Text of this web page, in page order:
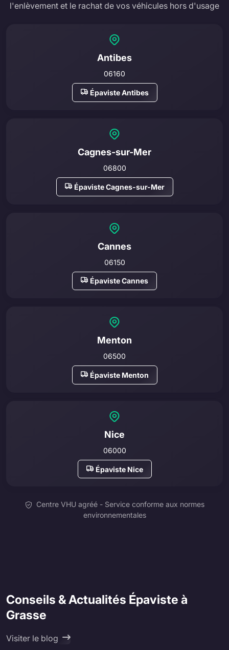
l'enlèvement et le rachat de vos véhicules hors d'usage
Antibes
06160
Épaviste Antibes
Cagnes-sur-Mer
06800
Épaviste Cagnes-sur-Mer
Cannes
06150
Épaviste Cannes
Menton
06500
Épaviste Menton
Nice
06000
Épaviste Nice
Centre VHU agréé - Service conforme aux normes
environnementales
Conseils & Actualités Épaviste à
Grasse
Visiter le blog